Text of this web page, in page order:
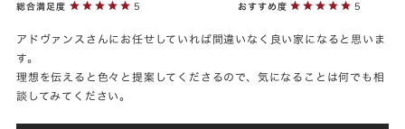
総合満足度 5 おすすめ度 5
アドヴァンスさんにお任せしていれば間違いなく良い家になると思いま
す。
理想を伝えると色々と提案してくださるので、気になることは何でも相
談してみてください。